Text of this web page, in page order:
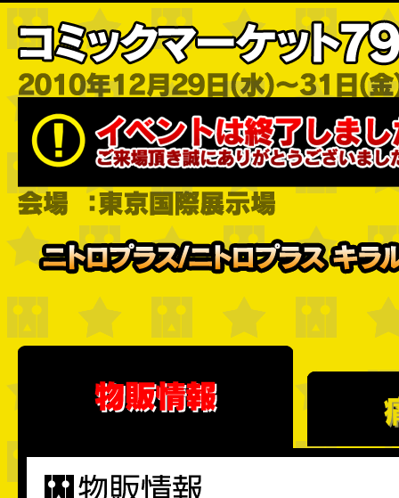
物販情報 痛車展示